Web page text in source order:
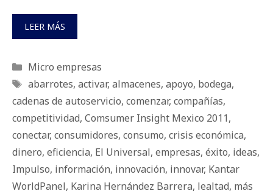
LEER MÁS
Categorías
Micro empresas
Etiquetas
abarrotes, activar, almacenes, apoyo, bodega,
cadenas de autoservicio, comenzar, compañías,
competitividad, Comsumer Insight Mexico 2011,
conectar, consumidores, consumo, crisis económica,
dinero, eficiencia, El Universal, empresas, éxito, ideas,
Impulso, información, innovación, innovar, Kantar
WorldPanel, Karina Hernández Barrera, lealtad, más